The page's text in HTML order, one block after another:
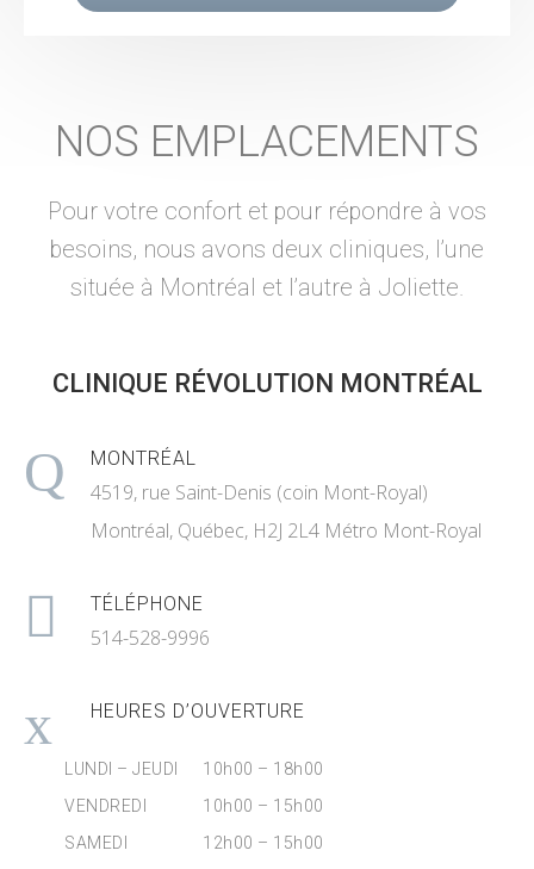
NOS EMPLACEMENTS
Pour votre confort et pour répondre à vos
besoins, nous avons deux cliniques, l’une
située à Montréal et l’autre à Joliette.
CLINIQUE RÉVOLUTION MONTRÉAL
MONTRÉAL
4519, rue Saint-Denis (coin Mont-Royal)
Montréal, Québec, H2J 2L4 Métro Mont-Royal
TÉLÉPHONE
514-528-9996
HEURES D’OUVERTURE
LUNDI – JEUDI
10h00 – 18h00
VENDREDI
10h00 – 15h00
SAMEDI
12h00 – 15h00